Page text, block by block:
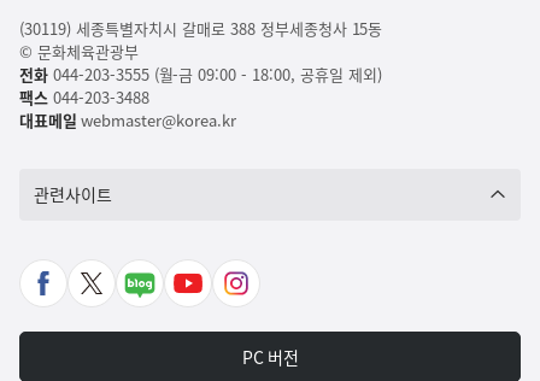
(30119) 세종특별자치시 갈매로 388 정부세종청사 15동
© 문화체육관광부
전화044-203-3555 (월-금 09:00 - 18:00, 공휴일 제외)
팩스 044-203-3488
대표메일 webmaster@korea.kr
관련사이트
페
X
네
유
인
타
그
PC 버전